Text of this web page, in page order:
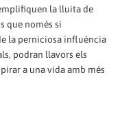
la lluita de
que només si
la perniciosa influència
podran llavors els
a una vida amb més